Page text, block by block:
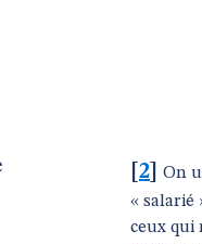
2
On
« salarié
ceux qui